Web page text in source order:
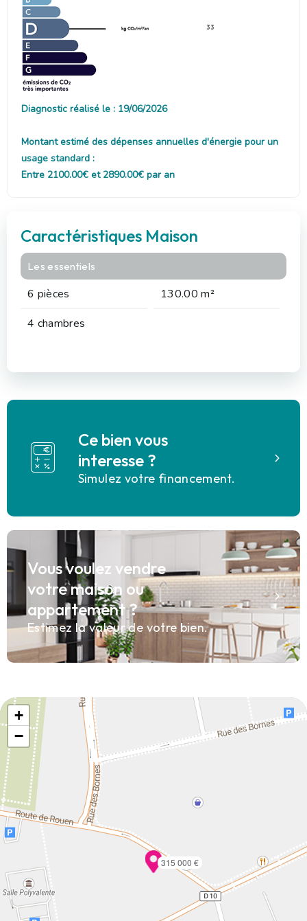
33
Diagnostic réalisé le : 19/06/2026
Montant estimé des dépenses annuelles d'énergie pour un
usage standard :
Entre 2100.00€ et 2890.00€ par an
Caractéristiques Maison
Les essentiels
6 pièces
130.00 m²
4 chambres
Ce bien vous
interesse ?
Simulez votre financement.
Vous voulez vendre
votre maison ou
appartement ?
Estimez la valeur de votre bien.
315 000 €
+
−